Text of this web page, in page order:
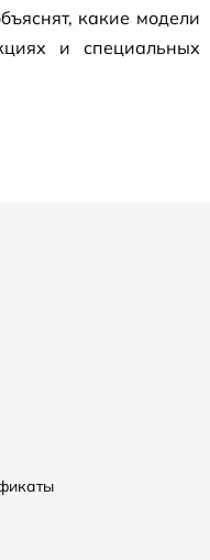
какие модели
и специальных